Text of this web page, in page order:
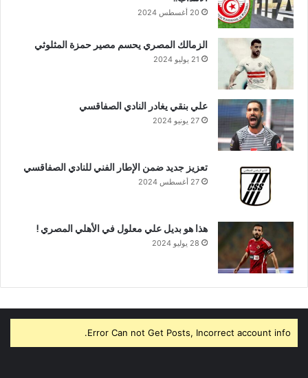
20 أغسطس 2024
الزمالك المصري يحسم مصير حمزة المثلوثي
21 يوليو 2024
علي بنقي يغادر النادي الصفاقسي
27 يونيو 2024
تعزيز جديد ضمن الإطار الفني للنادي الصفاقسي
27 أغسطس 2024
هذا هو بديل علي معلول في الأهلي المصري !
28 يوليو 2024
Error Can not Get Posts, Incorrect account info.